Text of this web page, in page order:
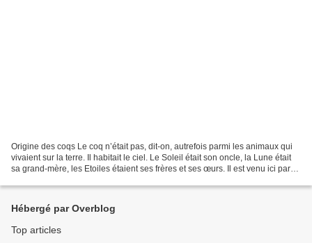
Origine des coqs Le coq n’était pas, dit-on, autrefois parmi les animaux qui
vivaient sur la terre. Il habitait le ciel. Le Soleil était son oncle, la Lune était
sa grand-mère, les Etoiles étaient ses frères et ses œurs. Il est venu ici parce
Hébergé par Overblog
Top articles